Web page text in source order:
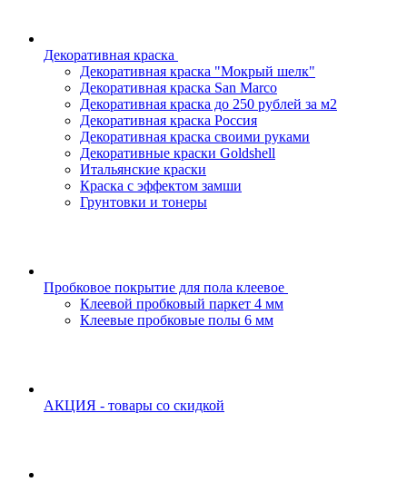
Декоративная краска
Декоративная краска "Мокрый шелк"
Декоративная краска San Marco
Декоративная краска до 250 рублей за м2
Декоративная краска Россия
Декоративная краска своими руками
Декоративные краски Goldshell
Итальянские краски
Краска с эффектом замши
Грунтовки и тонеры
Пробковое покрытие для пола клеевое
Клеевой пробковый паркет 4 мм
Клеевые пробковые полы 6 мм
АКЦИЯ - товары со скидкой